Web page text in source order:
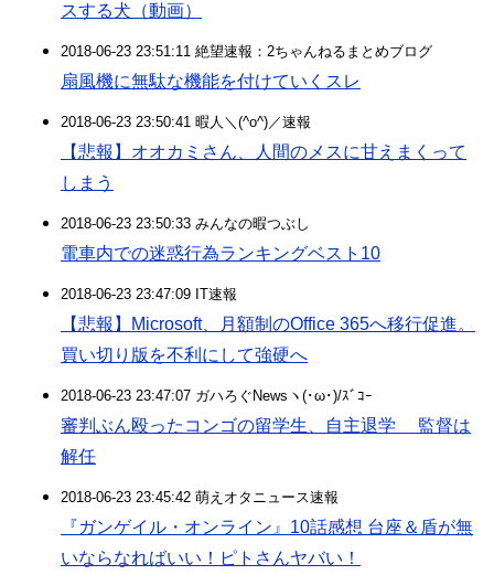
スする犬（動画）
2018-06-23 23:51:11 絶望速報：2ちゃんねるまとめブログ
扇風機に無駄な機能を付けていくスレ
2018-06-23 23:50:41 暇人＼(^o^)／速報
【悲報】オオカミさん、人間のメスに甘えまくって
しまう
2018-06-23 23:50:33 みんなの暇つぶし
電車内での迷惑行為ランキングベスト10
2018-06-23 23:47:09 IT速報
【悲報】Microsoft、月額制のOffice 365へ移行促進。
買い切り版を不利にして強硬へ
2018-06-23 23:47:07 ガハろぐNewsヽ(･ω･)/ｽﾞｺｰ
審判ぶん殴ったコンゴの留学生、自主退学 監督は
解任
2018-06-23 23:45:42 萌えオタニュース速報
『ガンゲイル・オンライン』10話感想 台座＆盾が無
いならなればいい！ピトさんヤバい！